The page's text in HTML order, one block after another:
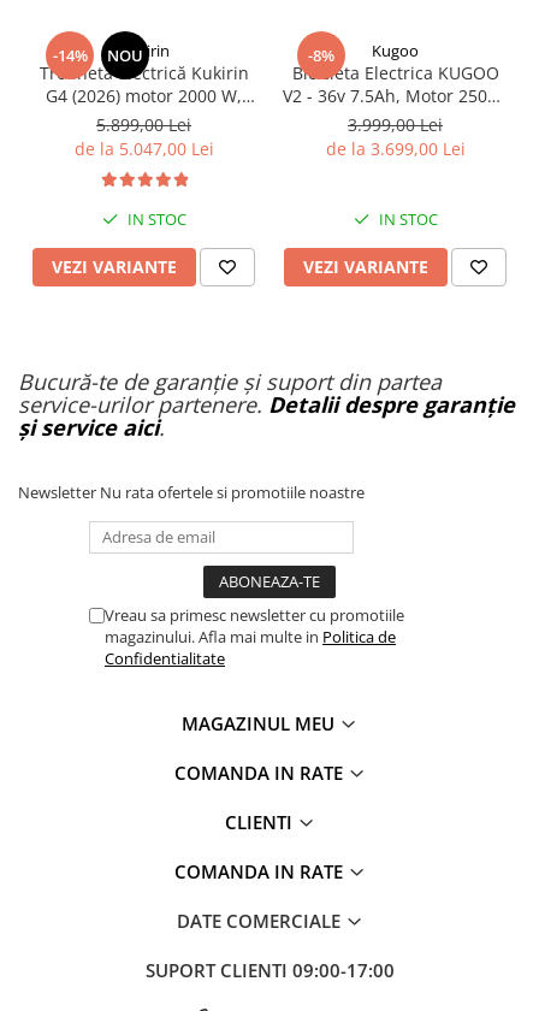
-14% NOU
KuKirin
Trotinetă electrică Kukirin
G4 (2026) motor 2000 W,
viteză maximă 70 km/h,
baterie cu litiu 60 V 20 Ah,
anvelope de 11 inchi
5.899,00 Lei
de la 5.047,00 Lei
IN STOC
VEZI VARIANTE
-8% Kugoo
Bicicleta Electrica KUGOO
V2 - 36v 7.5Ah, Motor 250W,
25Km/h, Roti 20''
3.999,00 Lei
de la 3.699,00 Lei
IN STOC
VEZI VARIANTE
Bucură-te de garanție și suport din partea
service-urilor partenere. Detalii despre garanție
și service aici.
Newsletter Nu rata ofertele si promotiile noastre
Vreau sa primesc newsletter cu promotiile
magazinului. Afla mai multe in Politica de
Confidentialitate
MAGAZINUL MEU
COMANDA IN RATE
CLIENTI
COMANDA IN RATE
DATE COMERCIALE
SUPORT CLIENTI 09:00-17:00